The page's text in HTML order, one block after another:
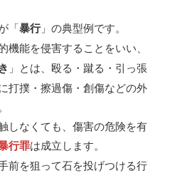
「暴行」の典型例です。
機能を侵害することをいい、
」とは、殴る・蹴る・引っ張
打撲・擦過傷・創傷などの外
しなくても、傷害の危険を有
行罪は成立します。
前を狙って石を投げつける行